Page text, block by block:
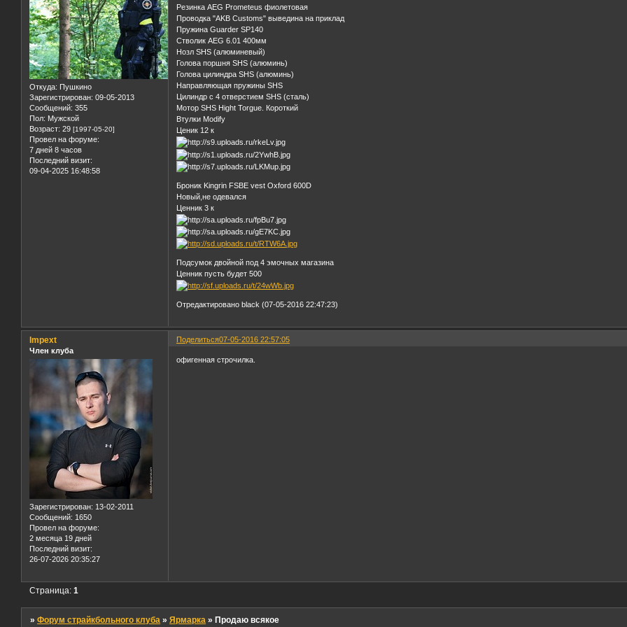
Откуда: Пушкино
Зарегистрирован: 09-05-2013
Сообщений: 355
Пол: Мужской
Возраст: 29 [1997-05-20]
Провел на форуме:
7 дней 8 часов
Последний визит:
09-04-2025 16:48:58
Резинка AEG Prometeus фиолетовая
Проводка "AKB Customs" выведина на приклад
Пружина Guarder SP140
Стволик AEG 6.01 400мм
Нозл SHS (алюминевый)
Голова поршня SHS (алюминь)
Голова цилиндра SHS (алюминь)
Направляющая пружины SHS
Цилиндр с 4 отверстием SHS (сталь)
Мотор SHS Hight Torgue. Короткий
Втулки Modify
Ценик 12 к
Броник Kingrin FSBE vest Oxford 600D
Новый,не одевался
Ценник 3 к
Подсумок двойной под 4 эмочных магазина
Ценник пусть будет 500
Отредактировано black (07-05-2016 22:47:23)
Поделиться07-05-2016 22:57:05
Impext
Член клуба
Зарегистрирован: 13-02-2011
Сообщений: 1650
Провел на форуме:
2 месяца 19 дней
Последний визит:
26-07-2026 20:35:27
офигенная строчилка.
Страница:1
»Форум страйкбольного клуба »Ярмарка »Продаю всякое